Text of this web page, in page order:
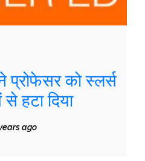
प्रोफेसर को स्लर्स
हटा दिया
ago